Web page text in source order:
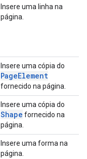
Insere uma linha na
página.
Insere uma cópia do
PageElement
fornecido na página.
Insere uma cópia do
Shape fornecido na
página.
Insere uma forma na
página.